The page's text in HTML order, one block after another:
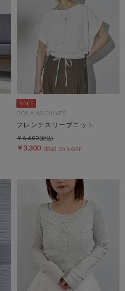
DOUX ARCHIVES
フレンチスリーブニット
￥3,300 50％OFF
￥6,600